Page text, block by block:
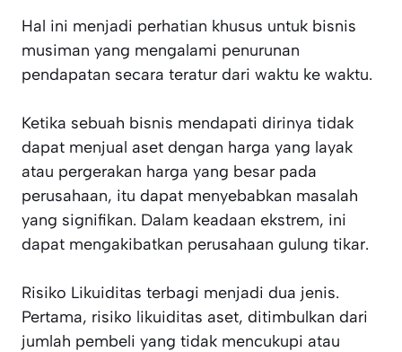
Hal ini menjadi perhatian khusus untuk bisnis
musiman yang mengalami penurunan
pendapatan secara teratur dari waktu ke waktu.
Ketika sebuah bisnis mendapati dirinya tidak
dapat menjual aset dengan harga yang layak
atau pergerakan harga yang besar pada
perusahaan, itu dapat menyebabkan masalah
yang signifikan. Dalam keadaan ekstrem, ini
dapat mengakibatkan perusahaan gulung tikar.
Risiko Likuiditas terbagi menjadi dua jenis.
Pertama, risiko likuiditas aset, ditimbulkan dari
jumlah pembeli yang tidak mencukupi atau